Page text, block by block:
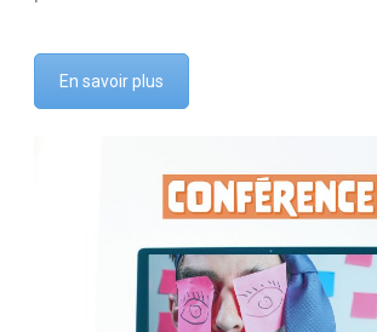
En savoir plus